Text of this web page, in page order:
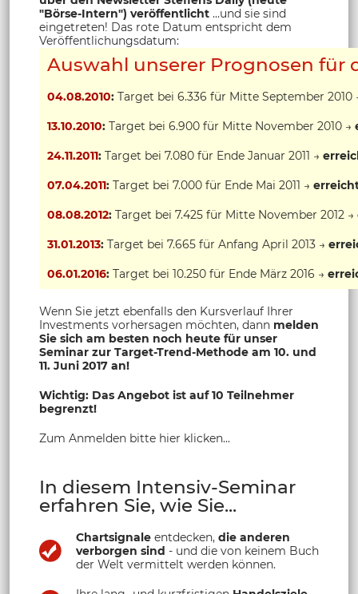
"Börse-Intern") veröffentlicht ...und sie sind
eingetreten! Das rote Datum entspricht dem
Veröffentlichungsdatum:
Auswahl unserer Prognosen für
04.08.2010: Target bei 6.336 für Mitte September 2010
13.10.2010: Target bei 6.900 für Mitte November 2010 →
24.11.2011: Target bei 7.080 für Ende Januar 2011 →
07.04.2011: Target bei 7.000 für Ende Mai 2011 →
08.08.2012: Target bei 7.425 für Mitte November 2012 →
31.01.2013: Target bei 7.665 für Anfang April 2013 →
06.01.2016: Target bei 10.250 für Ende März 2016 →
Wenn Sie jetzt ebenfalls den Kursverlauf Ihrer
Investments vorhersagen möchten, dann melden
Sie sich am besten noch heute für unser
Seminar zur Target-Trend-Methode am 10. und
11. Juni 2017 an!
Wichtig: Das Angebot ist auf 10 Teilnehmer
begrenzt!
Zum Anmelden bitte hier klicken...
In diesem Intensiv-Seminar
erfahren Sie, wie Sie...
Chartsignale entdecken, die anderen
verborgen sind - und die von keinem Buch
der Welt vermittelt werden können.